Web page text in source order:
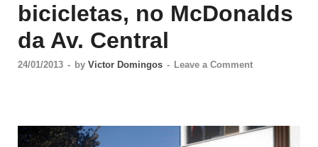
bicicletas, no McDonalds
da Av. Central
24/01/2013 - by Victor Domingos - Leave a Comment